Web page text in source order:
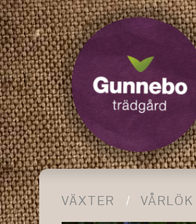
VÄXTER VÅRLÖK